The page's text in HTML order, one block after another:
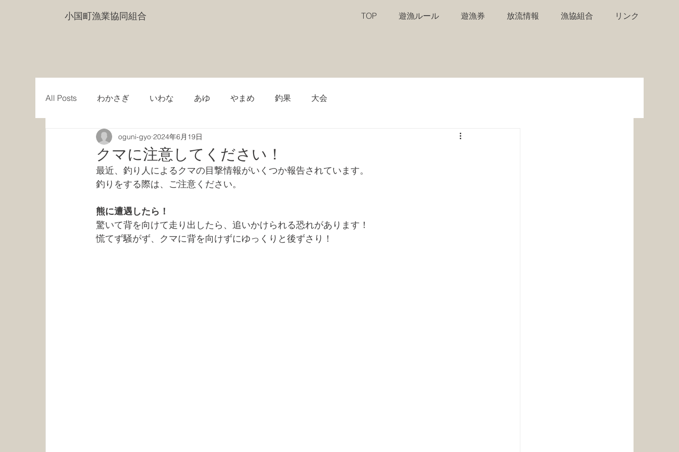
小国町漁業協同組合 TOP 遊漁ルール 遊漁券 放流情報 漁協組合 リンク
All Posts わかさぎ いわな あゆ やまめ 釣果 大会
クマに注意してください！
oguni-gyo 2024年6月19日
最近、釣り人によるクマの目撃情報がいくつか報告されています。
釣りをする際は、ご注意ください。
熊に遭遇したら！
驚いて背を向けて走り出したら、追いかけられる恐れがあります！
慌てず騒がず、クマに背を向けずにゆっくりと後ずさり！